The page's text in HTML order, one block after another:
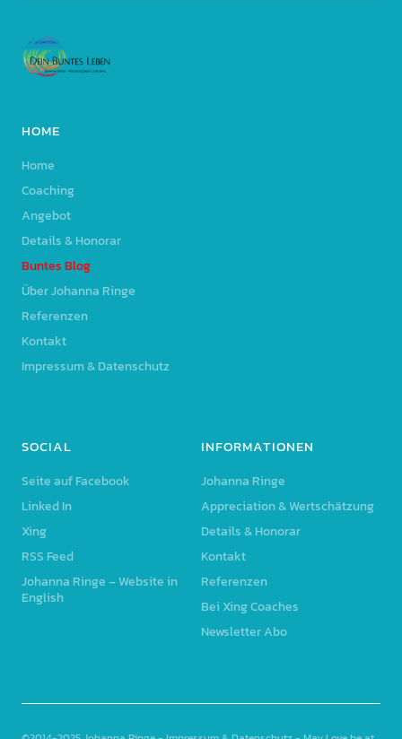
HOME
Home
Coaching
Angebot
Details & Honorar
Buntes Blog
Über Johanna Ringe
Referenzen
Kontakt
Impressum & Datenschutz
SOCIAL
Seite auf Facebook
Linked In
Xing
RSS Feed
Johanna Ringe – Website in
English
INFORMATIONEN
Johanna Ringe
Appreciation & Wertschätzung
Details & Honorar
Kontakt
Referenzen
Bei Xing Coaches
Newsletter Abo